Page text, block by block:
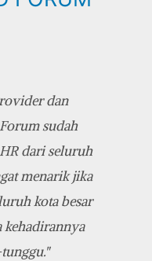
dan
sudah
dari seluruh
menarik jika
kota besar
kehadirannya